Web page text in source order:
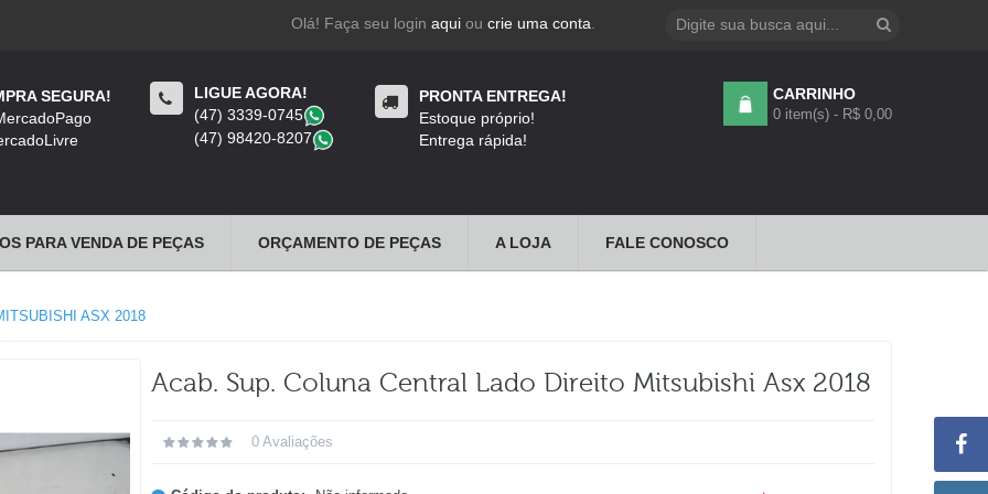
Olá! Faça seu login aquiou crie uma conta
SEGURA!
LIGUE AGORA!
(47) 3339-0745
(47) 98420-8207
PRONTA ENTREGA!
Estoque próprio!
Entrega rápida!
CARRINHO
0 item(s) - R$ 0,00
PARA VENDA DE PEÇAS ORÇAMENTO DE PEÇAS A LOJA FALE CONOSCO
ASX 2018
Acab. Sup. Coluna Central Lado Direito Mitsubishi Asx 2018
0 Avaliações